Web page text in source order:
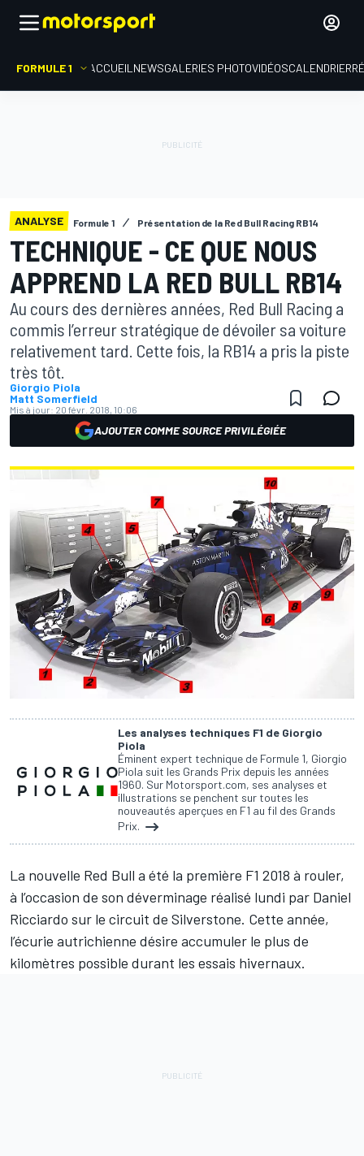
FORMULE 1 ACCUEIL NEWSGALERIES PHOTOVIDÉOSCALENDRIER
ANALYSE Formule 1 Présentation de la Red Bull Racing RB14
TECHNIQUE - CE QUE NOUS
APPREND LA RED BULL RB14
Au cours des dernières années, Red Bull Racing a
commis l’erreur stratégique de dévoiler sa voiture
relativement tard. Cette fois, la RB14 a pris la piste
très tôt.
Giorgio Piola
Matt Somerfield
Mis à jour: 20 févr. 2018, 10:06
AJOUTER COMME SOURCE PRIVILÉGIÉE
Les analyses techniques F1 de Giorgio
Piola
Éminent expert technique de Formule 1, Giorgio
Piola suit les Grands Prix depuis les années
1960. Sur Motorsport.com, ses analyses et
illustrations se penchent sur toutes les
nouveautés aperçues en F1 au fil des Grands
Prix.
La nouvelle Red Bull a été la première F1 2018 à rouler,
à l’occasion de son déverminage réalisé lundi par Daniel
Ricciardo sur le circuit de Silverstone. Cette année,
l’écurie autrichienne désire accumuler le plus de
kilomètres possible durant les essais hivernaux.